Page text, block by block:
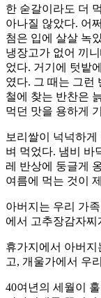
한 숟갈이라도 더
아나질 않았다. 어
첨은 입에 살살 녹
냉장고가 없어 끼
었다. 거기에 텃밭
였다. 그 때는 그런
철에 찾는 반찬은
먹던 맛을 용하게
보리쌀이 넉넉하게
벼 먹었다. 냄비 바
레 반상에 둥글게
여름에 먹는 것이
아버지는 우리 가
에서 고추장감자
휴가지에서 아버
고, 개울가에서 우
40여년의 세월이